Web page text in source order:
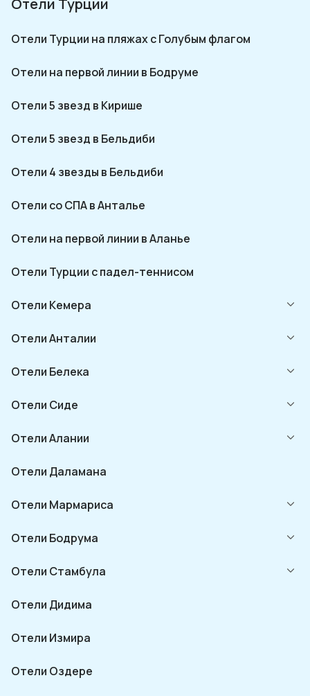
Отели Турции
Отели Турции на пляжах с Голубым флагом
Отели на первой линии в Бодруме
Отели 5 звезд в Кирише
Отели 5 звезд в Бельдиби
Отели 4 звезды в Бельдиби
Отели со СПА в Анталье
Отели на первой линии в Аланье
Отели Турции с падел-теннисом
Отели Кемера
Отели Анталии
Отели Белека
Отели Сиде
Отели Алании
Отели Даламана
Отели Мармариса
Отели Бодрума
Отели Стамбула
Отели Дидима
Отели Измира
Отели Оздере